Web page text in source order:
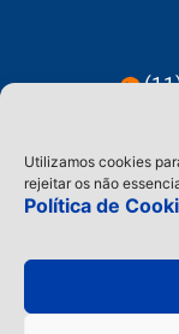
Utilizamos cookies
rejeitar os não
Política de